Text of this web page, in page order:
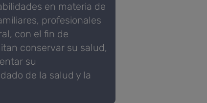
en materia de
profesionales
con el fin de
conservar su salud,
su
de la salud y la